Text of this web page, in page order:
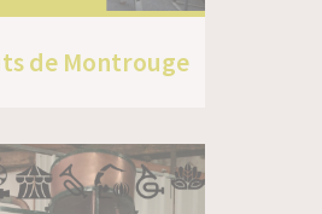
de Montrouge